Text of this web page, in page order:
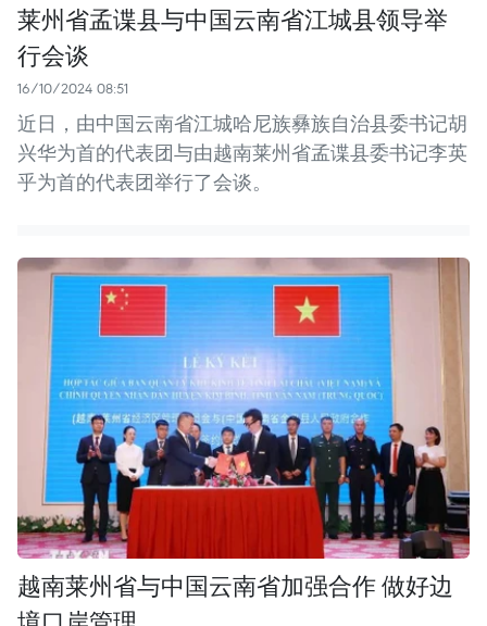
莱州省孟谍县与中国云南省江城县领导举
行会谈
16/10/2024 08:51
近日，由中国云南省江城哈尼族彝族自治县委书记胡
兴华为首的代表团与由越南莱州省孟谍县委书记李英
乎为首的代表团举行了会谈。
越南莱州省与中国云南省加强合作 做好边